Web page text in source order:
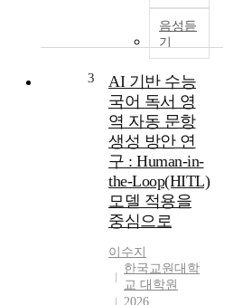
등
음성듣
기
국
3
AI 기반 수능
국어 독서 영
역 자동 문항
생성 방안 연
구 : Human-in-
the-Loop(HITL)
모델 적용을
중심으로
이수지
한국교원대학
교 대학원
2026